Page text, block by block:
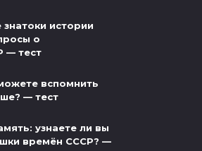
истории
о
— тест
вспомнить
— тест
узнаете ли вы
времён СССР? —